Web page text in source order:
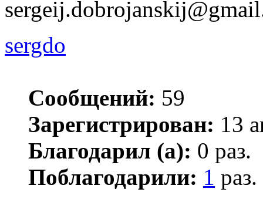
sergdo
Сообщений: 59
Зарегистрирован: 13
Благодарил (а): 0 раз.
Поблагодарили: 1 раз.